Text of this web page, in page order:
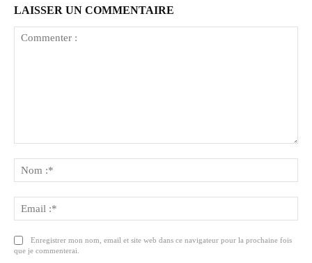
LAISSER UN COMMENTAIRE
:
Enregistrer mon nom, email et site web dans ce navigateur pour la prochaine fois
que je commenterai.